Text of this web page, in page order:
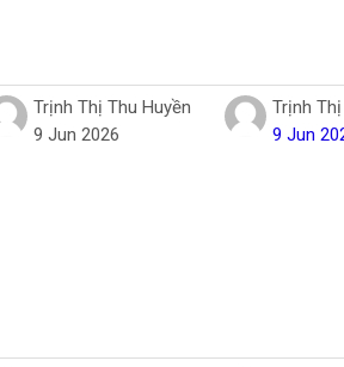
Trịnh Thị Thu Huyền
9 Jun 2026
Trịnh
9 Jun